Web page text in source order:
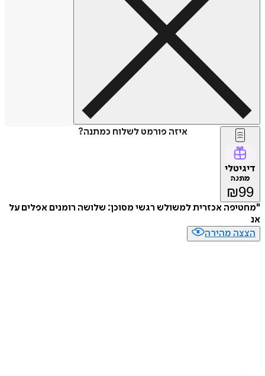
איזה פורמט לשלוח כמתנה?
דיגיטלי
מתנה
₪99
"מחטיפה אכזרית למשולש רגשי מסוכן: שלושה רומנים אפלים על
אנ
הצצה מהירה